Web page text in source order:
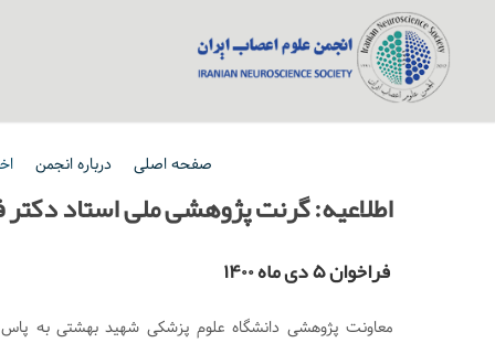
صفحه اصلی درباره انجمن
اطلاعیه: گرنت پژوهشی ملی استاد
فراخوان ۵ دی ماه ۱۴۰۰
معاونت پژوهشی دانشگاه علوم پزشکی شهید بهشتی به پاس